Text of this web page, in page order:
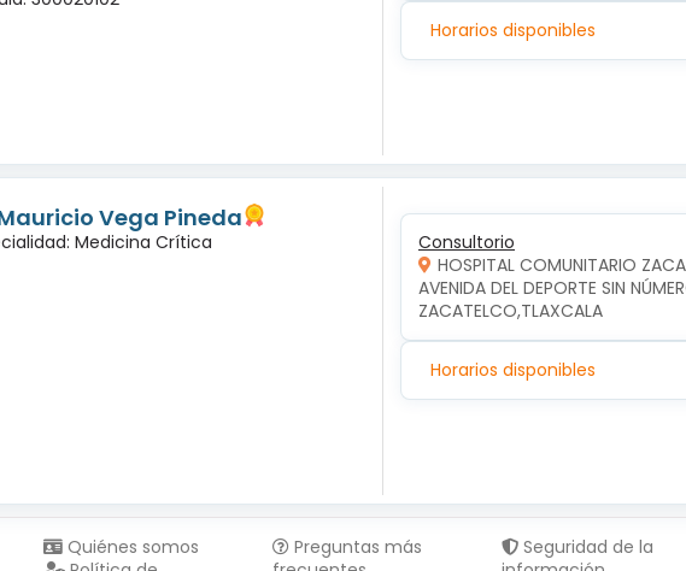
Horarios disponibles
Vega Pineda
Medicina Crítica
Consultorio
HOSPITAL COMUNITARIO
AVENIDA DEL DEPORTE SIN
ZACATELCO,TLAXCALA
Horarios disponibles
Quiénes somos
Preguntas más
Seguridad de la